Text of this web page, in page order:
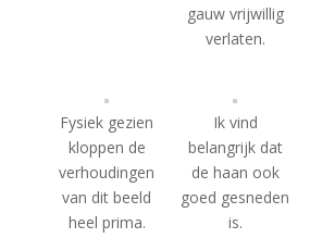
gauw vrijwillig
verlaten.
Fysiek gezien
kloppen de
verhoudingen
van dit beeld
heel prima.
Ik vind
belangrijk dat
de haan ook
goed gesneden
is.